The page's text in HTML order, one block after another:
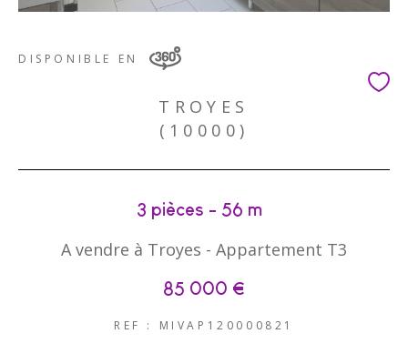
DISPONIBLE EN
TROYES
(10000)
3 pièces - 56 m²
A vendre à Troyes - Appartement T3
85 000 €
REF : MIVAP120000821